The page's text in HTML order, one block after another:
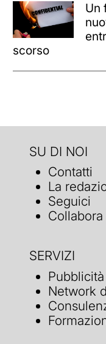
Un
scorso
SU DI NOI
Contatti
La
Seguici
Collabora
SERVIZI
Pubblicità
Network